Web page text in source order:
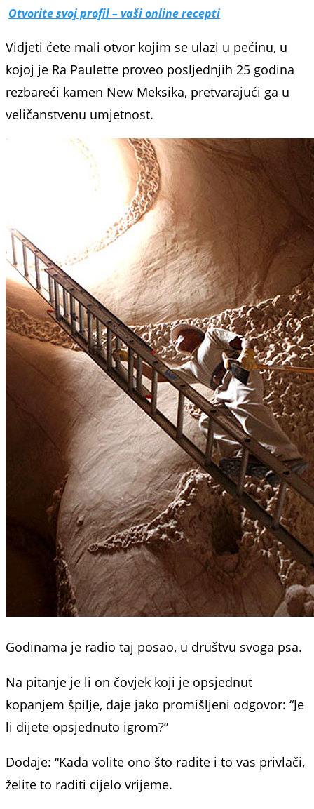
Otvorite svoj profil – vaši online recepti
Vidjeti ćete mali otvor kojim se ulazi u pećinu, u
kojoj je Ra Paulette proveo posljednjih 25 godina
rezbareći kamen New Meksika, pretvarajući ga u
veličanstvenu umjetnost.
Godinama je radio taj posao, u društvu svoga psa.
Na pitanje je li on čovjek koji je opsjednut
kopanjem špilje, daje jako promišljeni odgovor: “Je
li dijete opsjednuto igrom?”
Dodaje: “Kada volite ono što radite i to vas privlači,
želite to raditi cijelo vrijeme.